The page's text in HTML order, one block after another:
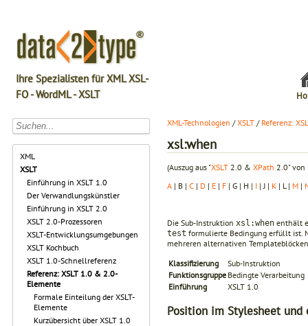
Ihre Spezialisten für XML XSL-
FO - WordML - XSLT
XML
XSLT
Einführung in XSLT 1.0
Der Verwandlungskünstler
Einführung in XSLT 2.0
XSLT 2.0-Prozessoren
XSLT-Entwicklungsumgebungen
XSLT Kochbuch
XSLT 1.0-Schnellreferenz
Referenz: XSLT 1.0 & 2.0-
Elemente
Formale Einteilung der XSLT-
Elemente
Kurzübersicht über XSLT 1.0
XML-Technologien /XSLT / Referenz:
xsl:when
(Auszug aus "XSLT 2.0 & XPath 2.0" von
A | B | C | D | E | F | G | H | I | J | K | L | M |
Die Sub-Instruktion xsl:when enthält
test formulierte Bedingung erfüllt ist.
mehreren alternativen
Klassifizierung
Sub-Instruktion
Funktionsgruppe Bedingte Verarbeitung
Einführung
XSLT 1.0
Position im Stylesheet und